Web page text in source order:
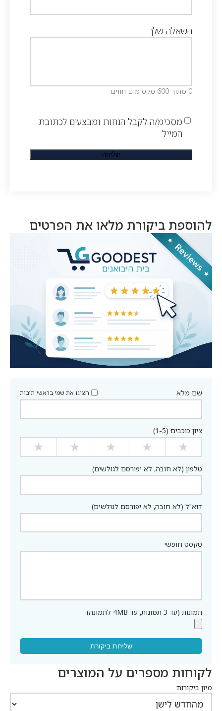
השאלה שלך
0 מתוך 600 מקסימום תווים
מסכימ/ה לקבל הנחות ומבצעים לכתובת
המייל
להוספת ביקורת מלאו את הפרטים
שם מלא הציגו את שמי בראשי תיבות
ציון כוכבים (1-5)
★
★
★
★
★
טלפון (לא חובה, לא יפורסם לגולשים)
דוא"ל (לא חובה, לא יפורסם לגולשים)
טקסט חופשי
תמונות (עד 3 תמונות, עד 4MB לתמונה)
שליחת ביקורת
לקוחות מספרים על המוצרים
מיון ביקורות: